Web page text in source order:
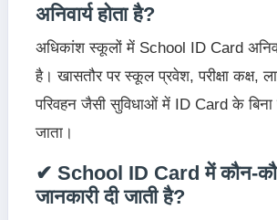
अनिवार्य होता है?
अधिकांश स्कूलों में School ID Card
है। खासतौर पर स्कूल प्रवेश, परीक्षा कक्ष,
परिवहन जैसी सुविधाओं में ID Card के बिना
जाता।
✔ School ID Card में कौन-
जानकारी दी जाती है?